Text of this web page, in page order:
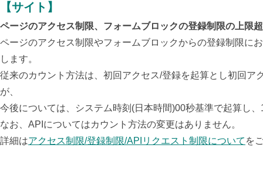
【サイト】
ページのアクセス制限、フォームブロックの登録制限の上限
ページのアクセス制限やフォームブロックからの登録制限に
します。
従来のカウント方法は、初回アクセス/登録を起算とし初回
が、
今後については、システム時刻(日本時間)00秒基準で起算し
なお、APIについてはカウント方法の変更はありません。
詳細はアクセス制限/登録制限/APIリクエスト制限について を